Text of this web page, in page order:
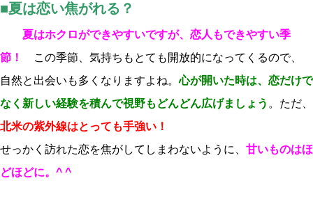
■夏は恋い焦がれる？
夏はホクロができやすいですが、恋人もできやすい季
節！
この季節、気持ちもとても開放的になってくるので、
自然と出会いも多くなりますよね。心が開いた時は、恋だけで
なく新しい経験を積んで視野もどんどん広げましょう 。ただ、
北米の紫外線はとっても手強い！
せっかく訪れた恋を焦がしてしまわないように、 甘いものはほ
どほどに。^ ^